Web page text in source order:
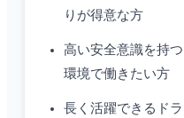
りが得意な方
高い安全意識を持つ
環境で働きたい方
長く活躍できるドラ